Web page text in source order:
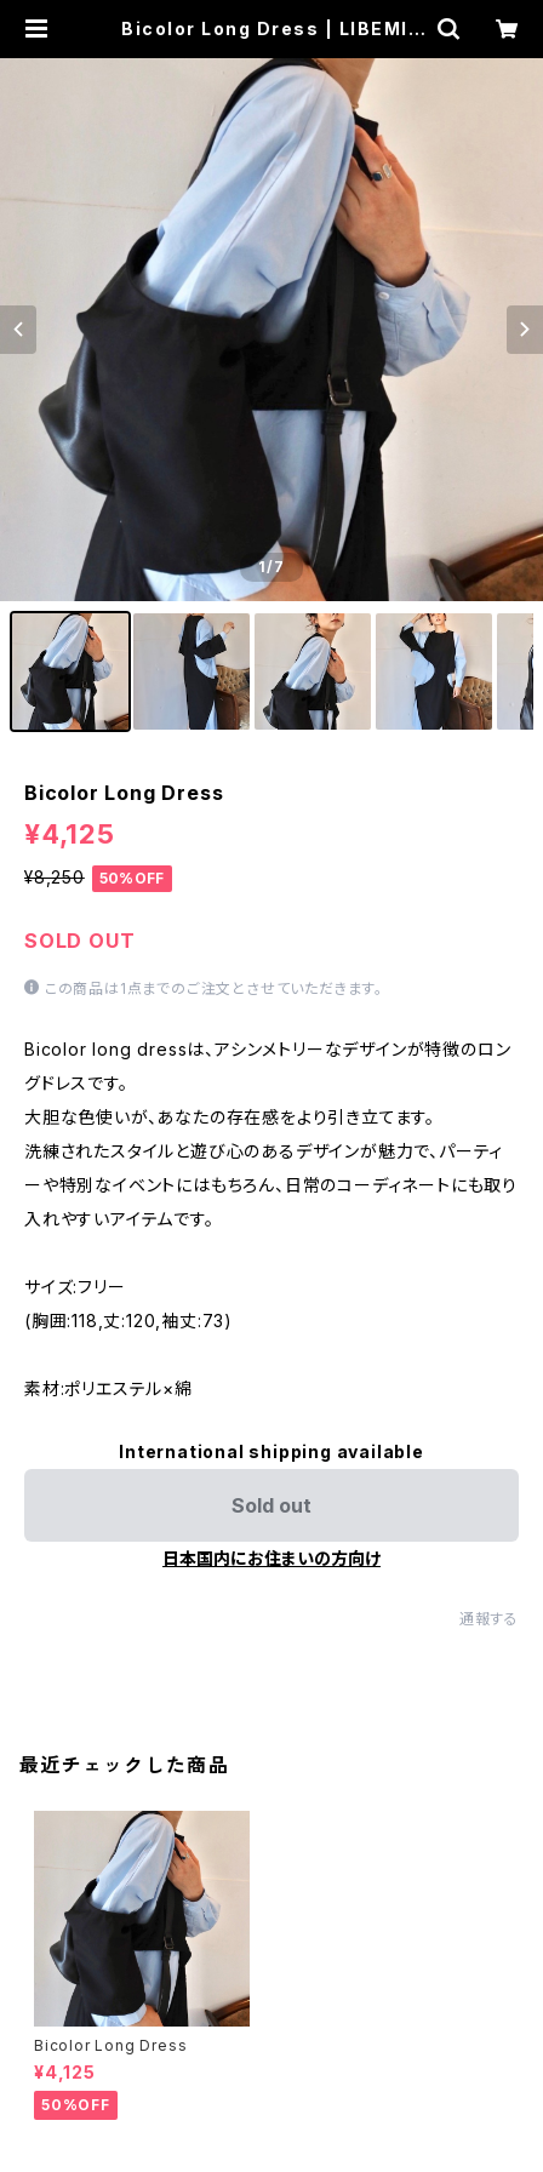
Bicolor Long Dress | LIBEMIS
1/7
Bicolor Long Dress
¥4,125
¥8,250 50%OFF
SOLD OUT
この商品は1点までのご注文とさせていただきます。
Bicolor long dressは、アシンメトリーなデザインが特徴のロン
グドレスです。
大胆な色使いが、あなたの存在感をより引き立てます。
洗練されたスタイルと遊び心のあるデザインが魅力で、パーティ
ーや特別なイベントにはもちろん、日常のコーディネートにも取り
入れやすいアイテムです。
サイズ:フリー
(胸囲:118,丈:120,袖丈:73)
素材:ポリエステル×綿
International shipping available
Sold out
日本国内にお住まいの方向け
通報する
最近チェックした商品
Bicolor Long Dress
¥4,125
50%OFF